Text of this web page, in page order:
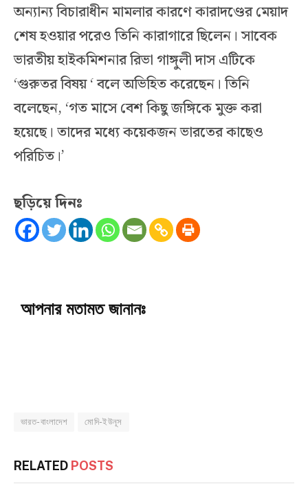
অন্যান্য বিচারাধীন মামলার কারণে কারাদণ্ডের মেয়াদ
শেষ হওয়ার পরেও তিনি কারাগারে ছিলেন। সাবেক
ভারতীয় হাইকমিশনার রিভা গাঙ্গুলী দাস এটিকে
‘গুরুতর বিষয় ‘ বলে অভিহিত করেছেন। তিনি
বলেছেন, ‘গত মাসে বেশ কিছু জঙ্গিকে মুক্ত করা
হয়েছে। তাদের মধ্যে কয়েকজন ভারতের কাছেও
পরিচিত।’
ছড়িয়ে দিনঃ
আপনার মতামত জানানঃ
ভারত-বাংলাদেশ মোদি-ইউনূস
RELATED POSTS